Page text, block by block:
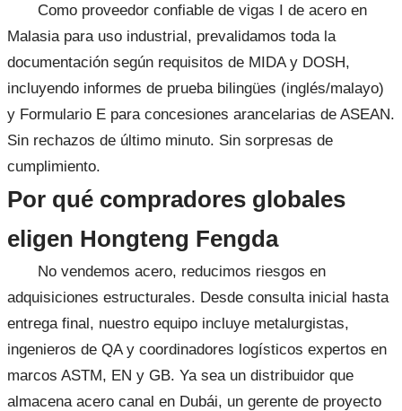
Como proveedor confiable de vigas I de acero en
Malasia para uso industrial, prevalidamos toda la
documentación según requisitos de MIDA y DOSH,
incluyendo informes de prueba bilingües (inglés/malayo)
y Formulario E para concesiones arancelarias de ASEAN.
Sin rechazos de último minuto. Sin sorpresas de
cumplimiento.
Por qué compradores globales
eligen Hongteng Fengda
No vendemos acero, reducimos riesgos en
adquisiciones estructurales. Desde consulta inicial hasta
entrega final, nuestro equipo incluye metalurgistas,
ingenieros de QA y coordinadores logísticos expertos en
marcos ASTM, EN y GB. Ya sea un distribuidor que
almacena acero canal en Dubái, un gerente de proyecto